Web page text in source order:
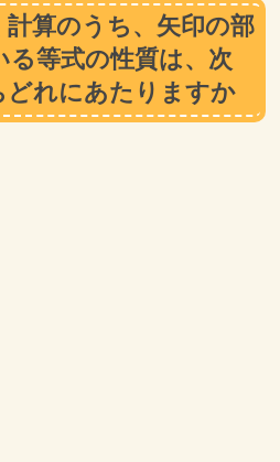
算のうち、矢印の部
等式の性質は、次
どれにあたりますか